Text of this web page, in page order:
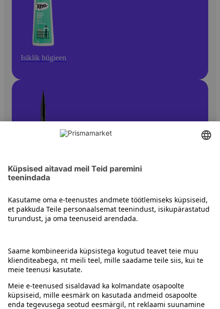
Isiklik hügieen
Silmameik
Juhised
Tingimused